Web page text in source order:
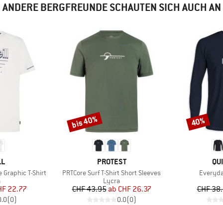
ANDERE BERGFREUNDE SCHAUTEN SICH AUCH AN
Graphic T-Shirt
Preis
22.77
(0)
MARKE
PROTEST
Artikel
PRTCore Surf T-Shirt Short Sleeves
Produktgruppe
Lycra
Preis
CHF 43.95 reduzierter Preis
ab CHF 26.37
0.0(0)
Rabatt
bis 40%
Artikel
CHF
Rabatt
40%